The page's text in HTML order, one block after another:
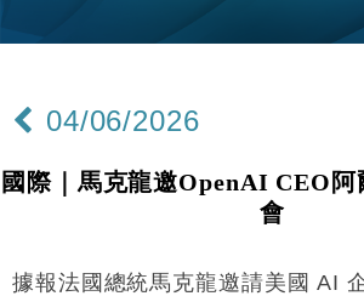
財經｜黑石傳再籌逾360億美元
18:15
本地｜新世界K11 9月升級會員
17:40
財經｜本港6月零售額連升14個
50%
04/06/2026
國際｜馬克龍邀OpenAI CEO
會
據報法國總統馬克龍邀請美國 AI